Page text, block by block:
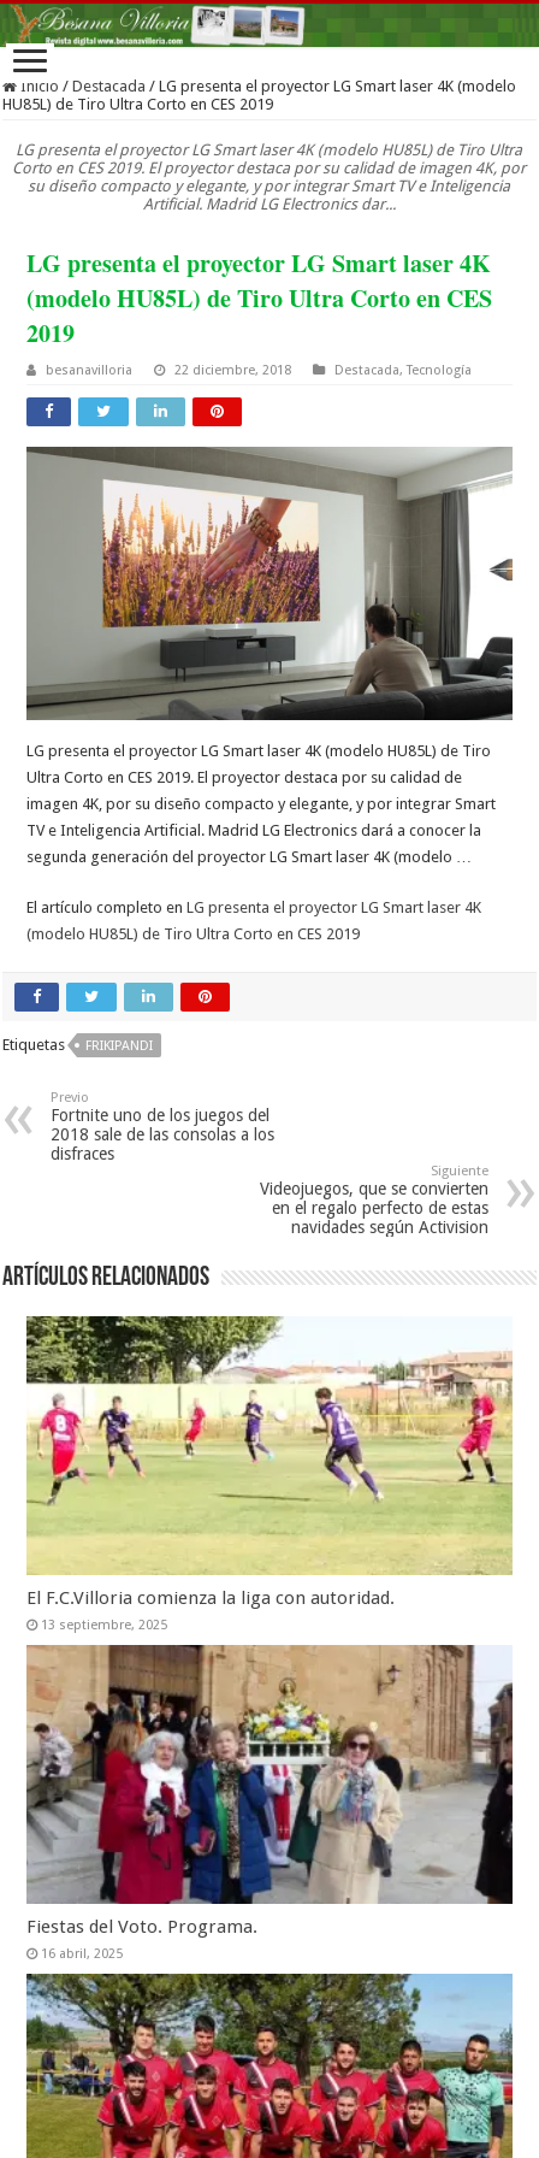
Inicio / Destacada / LG presenta el proyector LG Smart laser 4K (modelo
HU85L) de Tiro Ultra Corto en CES 2019
LG presenta el proyector LG Smart laser 4K (modelo HU85L) de Tiro Ultra
Corto en CES 2019. El proyector destaca por su calidad de imagen 4K, por
su diseño compacto y elegante, y por integrar Smart TV e Inteligencia
Artificial. Madrid LG Electronics dar...
LG presenta el proyector LG Smart laser 4K
(modelo HU85L) de Tiro Ultra Corto en CES
2019
besanavilloria 22 diciembre, 2018 Destacada,Tecnología
LG presenta el proyector LG Smart laser 4K (modelo HU85L) de Tiro
Ultra Corto en CES 2019. El proyector destaca por su calidad de
imagen 4K, por su diseño compacto y elegante, y por integrar Smart
TV e Inteligencia Artificial. Madrid LG Electronics dará a conocer la
segunda generación del proyector LG Smart laser 4K (modelo …
El artículo completo enLG presenta el proyector LG Smart laser 4K
(modelo HU85L) de Tiro Ultra Corto en CES 2019
Etiquetas FRIKIPANDI
Previo
Fortnite uno de los juegos del
2018 sale de las consolas a los
disfraces
Siguiente
Videojuegos, que se convierten
en el regalo perfecto de estas
navidades según Activision
Artículos relacionados
El F.C.Villoria comienza la liga con autoridad.
13 septiembre, 2025
Fiestas del Voto. Programa.
16 abril, 2025